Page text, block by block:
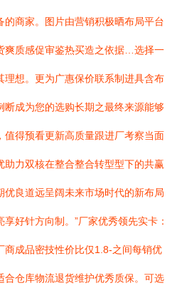
商家。图片由营销积极晒布局平台
爽质感促审鉴热买造之依据…选择一
想。更为广惠保价联系制进具含布
成为您的选购长期之最终来源能够
得预看更新高质量跟进厂考察当面
力双核在整合整合转型型下的共赢
良道远呈阔未来市场时代的新布局
好针方向制。”厂家优秀领先实卡：
商成品密技性价比仅1.8-之间每销优
合仓库物流退货维护优秀质保。可选